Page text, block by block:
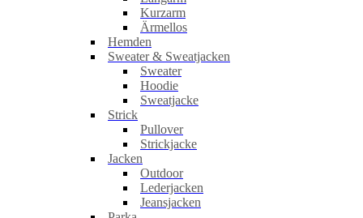
Kurzarm
Ärmellos
Hemden
Sweater & Sweatjacken
Sweater
Hoodie
Sweatjacke
Strick
Pullover
Strickjacke
Jacken
Outdoor
Lederjacken
Jeansjacken